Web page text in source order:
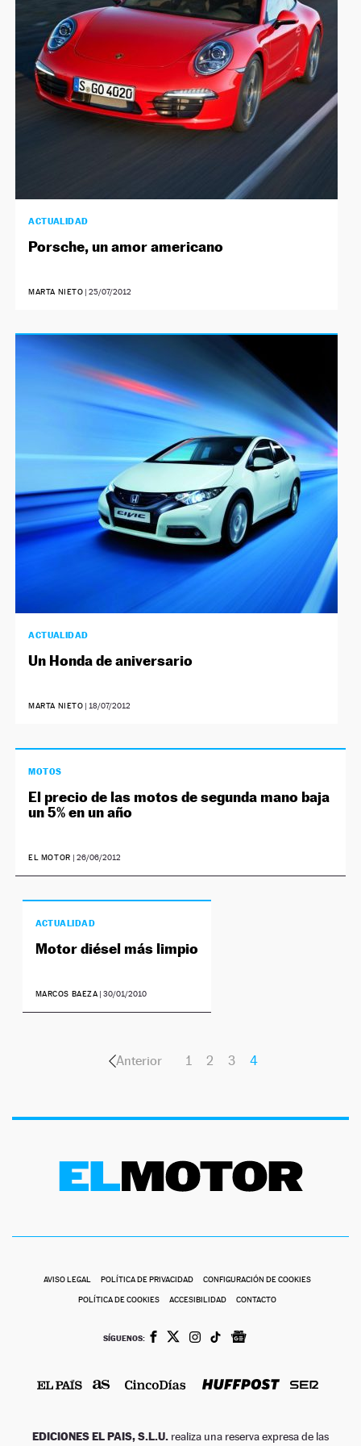
NEWSLETTER
SÍGUENOS
ACTUALIDAD
Porsche, un amor americano
MARTA NIETO |25/07/2012
ACTUALIDAD
Un Honda de aniversario
MARTA NIETO |18/07/2012
MOTOS
El precio de las motos de segunda mano baja
un 5% en un año
EL MOTOR | 26/06/2012
ACTUALIDAD
Motor diésel más limpio
MARCOS BAEZA |30/01/2010
Anterior 1 2 3 4
AVISO LEGAL POLÍTICA DE PRIVACIDAD CONFIGURACIÓN DE COOKIES
POLÍTICA DE COOKIES ACCESIBILIDAD CONTACTO
SÍGUENOS:
EDICIONES EL PAIS, S.L.U. realiza una reserva expresa de las